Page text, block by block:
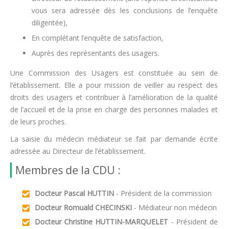
vous sera adressée dès les conclusions de l’enquête
diligentée),
En complétant l’enquête de satisfaction,
Auprès des représentants des usagers.
Une Commission des Usagers est constituée au sein de
l’établissement. Elle a pour mission de veiller au respect des
droits des usagers et contribuer à l’amélioration de la qualité
de l’accueil et de la prise en charge des personnes malades et
de leurs proches.
La saisie du médecin médiateur se fait par demande écrite
adressée au Directeur de l’établissement.
Membres de la CDU :
Docteur Pascal HUTTIN - Président de la commission
Docteur Romuald CHECINSKI - Médiateur non médecin
Docteur Christine HUTTIN-MARQUELET - Président de